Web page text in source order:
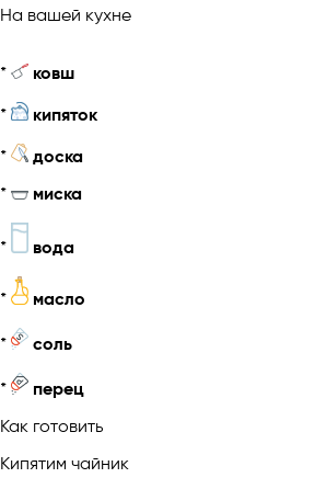
На вашей кухне
* ковш
*
кипяток
*
доска
*
миска
* вода
* масло
* соль
*
перец
Как готовить
Кипятим чайник